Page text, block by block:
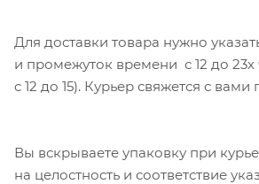
Для доставки товара нужно
и промежуток времени с 12 до
с 12 до 15). Курьер свяжется с
Вы вскрываете упаковку при
на целостность и соответствие